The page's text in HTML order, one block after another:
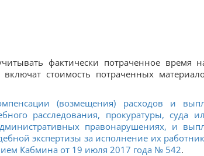
фактически потраченное время
стоимость потраченных
(возмещения) расходов и
расследования, прокуратуры, суда
правонарушениях, и
экспертизы за исполнение их
Кабмина от 19 июля 2017 года № 542.